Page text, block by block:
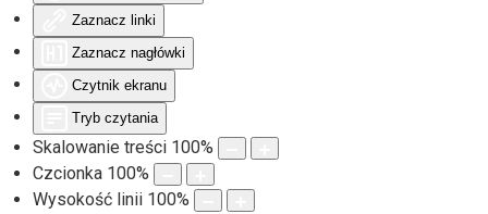
Zaznacz linki
Zaznacz nagłówki
Czytnik ekranu
Tryb czytania
Skalowanie treści 100%
Czcionka 100%
Wysokość linii 100%